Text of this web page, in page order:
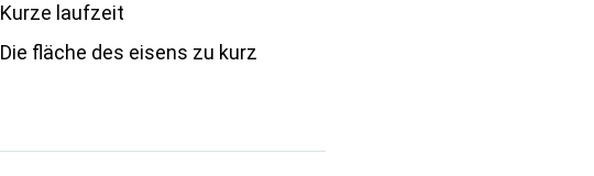
Kurze laufzeit
Die fläche des eisens zu kurz